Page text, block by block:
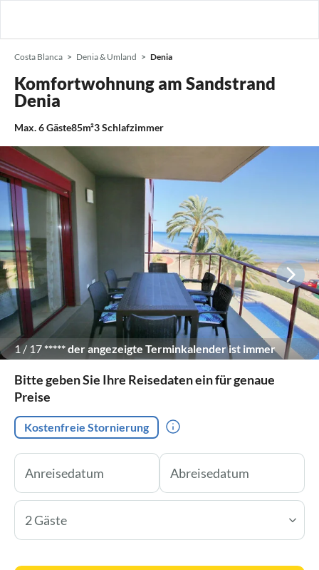
Costa Blanca Denia & Umland Denia
Komfortwohnung am Sandstrand
Denia
Max.6Gäste85m²3Schlafzimmer
1/ 17***** der angezeigte Terminkalender ist immer
Bitte geben Sie Ihre Reisedaten ein für genaue
Preise
Kostenfreie Stornierung
2 Gäste